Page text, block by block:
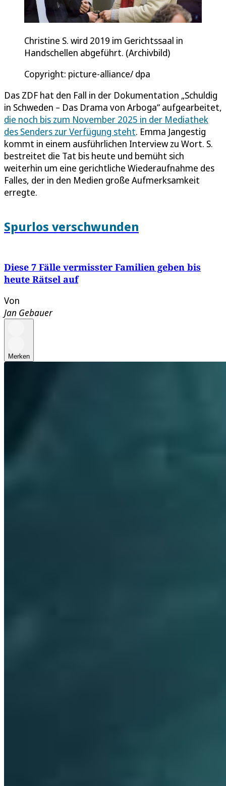
Christine S. wird 2019 im Gerichtssaal in
Handschellen abgeführt. (Archivbild)
Copyright: picture-alliance/ dpa
Das ZDF hat den Fall in der Dokumentation „Schuldig
in Schweden – Das Drama von Arboga“ aufgearbeitet,
die noch bis zum November 2025 in der Mediathek
des Senders zur Verfügung steht. Emma Jangestig
kommt in einem ausführlichen Interview zu Wort. S.
bestreitet die Tat bis heute und bemüht sich
weiterhin um eine gerichtliche Wiederaufnahme des
Falles, der in den Medien große Aufmerksamkeit
erregte.
Spurlos verschwunden
Diese 7 Fälle vermisster Familien geben bis
heute Rätsel auf
Von
Jan Gebauer
Merken